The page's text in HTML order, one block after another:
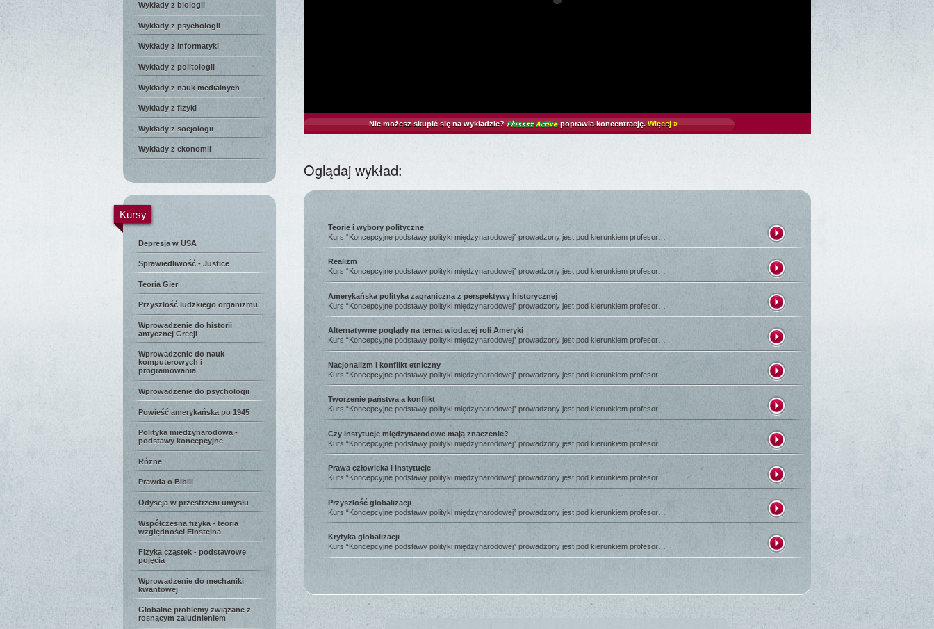
Wykłady z biologii
Wykłady z psychologii
Wykłady z informatyki
Wykłady z politologii
Wykłady z nauk medialnych
Wykłady z fizyki
Wykłady z socjologii
Wykłady z ekonomii
Kursy
Depresja w USA
Sprawiedliwość - Justice
Teoria Gier
Przyszłość ludzkiego organizmu
Wprowadzenie do historii
antycznej Grecji
Wprowadzenie do nauk
komputerowych i
programowania
Wprowadzenie do psychologii
Powieść amerykańska po 1945
Polityka międzynarodowa -
podstawy koncepcyjne
Różne
Prawda o Biblii
Odyseja w przestrzeni umysłu
Współczesna fizyka - teoria
względności Einsteina
Fizyka cząstek - podstawowe
pojęcia
Wprowadzenie do mechaniki
kwantowej
Globalne problemy związane z
rosnącym zaludnieniem
Nie możesz skupić się na wykładzie? poprawia koncentrację.Więcej »
Oglądaj wykład:
Teorie i wybory polityczne
Kurs “Koncepcyjne podstawy polityki międzynarodowej” prowadzony jest pod kierunkiem profesor…
Realizm
Kurs “Koncepcyjne podstawy polityki międzynarodowej” prowadzony jest pod kierunkiem profesor…
Amerykańska polityka zagraniczna z perspektywy historycznej
Kurs “Koncepcyjne podstawy polityki międzynarodowej” prowadzony jest pod kierunkiem profesor…
Alternatywne poglądy na temat wiodącej roli Ameryki
Kurs “Koncepcyjne podstawy polityki międzynarodowej” prowadzony jest pod kierunkiem profesor…
Nacjonalizm i konfilkt etniczny
Kurs “Koncepcyjne podstawy polityki międzynarodowej” prowadzony jest pod kierunkiem profesor…
Tworzenie państwa a konflikt
Kurs “Koncepcyjne podstawy polityki międzynarodowej” prowadzony jest pod kierunkiem profesor…
Czy instytucje międzynarodowe mają znaczenie?
Kurs “Koncepcyjne podstawy polityki międzynarodowej” prowadzony jest pod kierunkiem profesor…
Prawa człowieka i instytucje
Kurs “Koncepcyjne podstawy polityki międzynarodowej” prowadzony jest pod kierunkiem profesor…
Przyszłość globalizacji
Kurs “Koncepcyjne podstawy polityki międzynarodowej” prowadzony jest pod kierunkiem profesor…
Krytyka globalizacji
Kurs “Koncepcyjne podstawy polityki międzynarodowej” prowadzony jest pod kierunkiem profesor…